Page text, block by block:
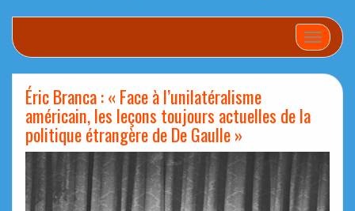
Éric Branca : « Face à l’unilatéralisme
américain, les leçons toujours actuelles de la
politique étrangère de De Gaulle »